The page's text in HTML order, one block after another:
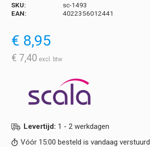
SKU:
sc-1493
EAN:
4022356012441
€ 8,95
€ 7,40
Levertijd: 1 - 2 werkdagen
Vóór 15:00 besteld is vandaag verstuurd